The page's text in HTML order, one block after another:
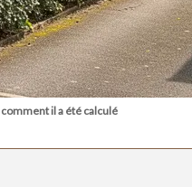
il a été calculé